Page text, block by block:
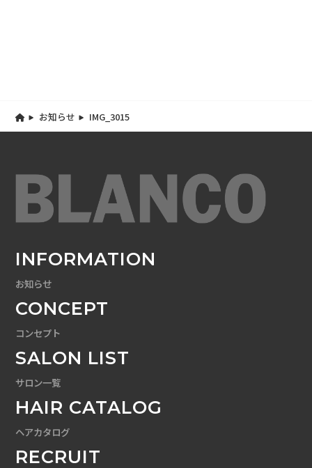
お知らせ IMG_3015
INFORMATION
お知らせ
CONCEPT
コンセプト
SALON LIST
サロン一覧
HAIR CATALOG
ヘアカタログ
RECRUIT